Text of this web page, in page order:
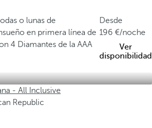
o lunas de
en primera línea de
4 Diamantes de la AAA
Desde
196
/noche
Ver
disponibilidad
- All Inclusive
Republic